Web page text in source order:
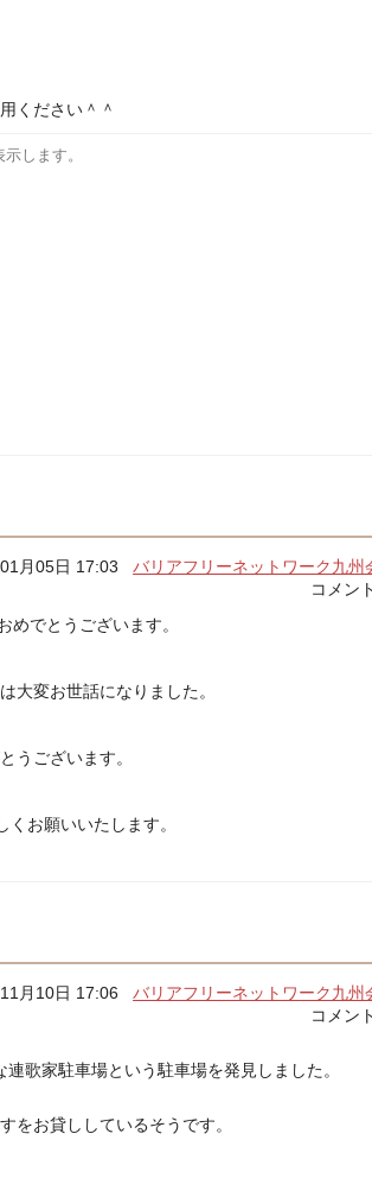
ください＾＾
します。
01月05日 17:03バリアフリーネットワーク九州
コメン
めでとうございます。
大変お世話になりました。
うございます。
くお願いいたします。
11月10日 17:06バリアフリーネットワーク九州
コメン
連歌家駐車場という駐車場を発見しました。
をお貸ししているそうです。